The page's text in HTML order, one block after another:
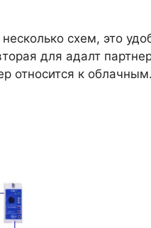
схем, это
для адалт
относится к облачным.